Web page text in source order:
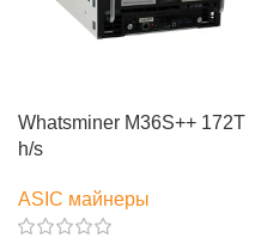
Whatsminer M36S++ 172T
h/s
ASIC майнеры